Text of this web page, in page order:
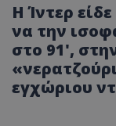
Η Ίντερ
να την
στο 91',
εγχώριου